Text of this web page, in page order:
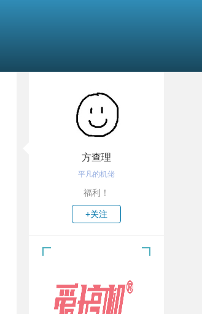
方查理
平凡的机佬
福利！
+关注